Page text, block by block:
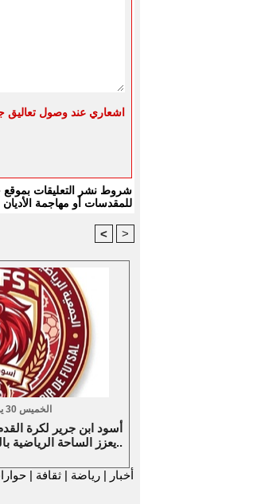
اشعاري عند وصول تعاليق
شروط نشر التعليقات
للمقدسات أو مهاجمة
< >
الخميس 30 يوليو 2026 - 03:13
أسود ابن جرير لكرة
يعزز الساحة الرياضية بالمدينة..
أخبار |رياضة |ثقافة |